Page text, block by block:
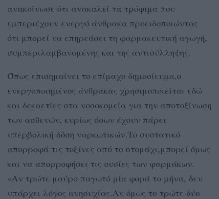
ανακοίνωσε ότι ανακαλεί τα τρόφιμα που
εμπεριέχουν ενεργό άνθρακα προειδοποιώντας
ότι μπορεί να επηρεάσει τη φαρμακευτική αγωγή,
συμπεριλαμβανομένης και της αντισύλληψης.
Όπως επισημαίνει το επίμαχο δημοσίευμα,ο
ενεργοποιημένος άνθρακας χρησιμοποιείται εδώ
και δεκαετίες στα νοσοκομεία για την αποτοξίνωση
των ασθενών, κυρίως όσων έχουν πάρει
υπερβολική δόση ναρκωτικών.Το συστατικό
απορροφά τις τοξίνες από το στομάχι,μπορεί όμως
και να απορροφήσει τις ουσίες των φαρμάκων.
«Αν τρώτε μαύρο παγωτό μία φορά το μήνα, δεν
υπάρχει λόγος ανησυχίας.Αν όμως το τρώτε δύο